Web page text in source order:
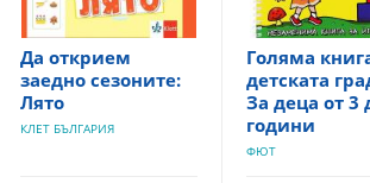
Да открием
заедно сезоните:
Лято
КЛЕТ БЪЛГАРИЯ
Голяма
детската
За деца от 3
години
ФЮТ